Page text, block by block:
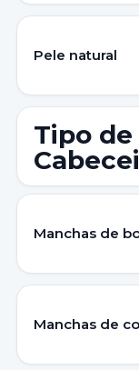
Pele natural
Tipo
Manchas de
Manchas de